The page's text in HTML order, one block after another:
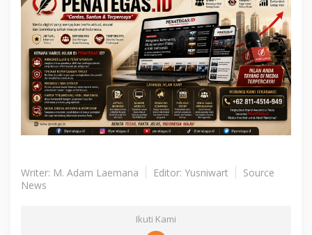
Writer: M. Adam Laemana Editor: Yusniwart
Source
News
Ikuti Kami